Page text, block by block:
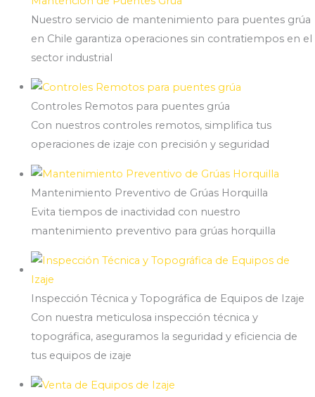
Nuestro servicio de mantenimiento para puentes grúa
en Chile garantiza operaciones sin contratiempos en el
sector industrial
Controles Remotos para puentes grúa
Con nuestros controles remotos, simplifica tus
operaciones de izaje con precisión y seguridad
Mantenimiento Preventivo de Grúas Horquilla
Evita tiempos de inactividad con nuestro
mantenimiento preventivo para grúas horquilla
Inspección Técnica y Topográfica de Equipos de Izaje
Con nuestra meticulosa inspección técnica y
topográfica, aseguramos la seguridad y eficiencia de
tus equipos de izaje